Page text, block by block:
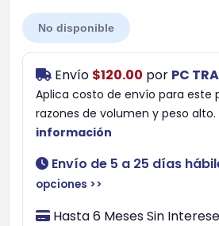
No disponible
Envío $120.00 por PC
Aplica costo de envío para este
razones de volumen y peso alto.
información
Envío de 5 a 25 días
opciones >>
Hasta 6 Meses Sin